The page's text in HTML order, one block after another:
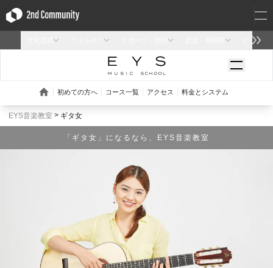
EYS音楽教室 ギタ女
「ギタ女」になるなら、EYS音楽教室